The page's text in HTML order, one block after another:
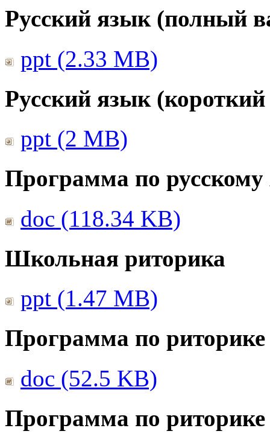
Русский язык (полный
ppt (2.33 MB)
Русский язык
ppt (2 MB)
Программа по русскому
doc (118.34 KB)
Школьная риторика
ppt (1.47 MB)
Программа по риторике
doc (52.5 KB)
Программа по риторике